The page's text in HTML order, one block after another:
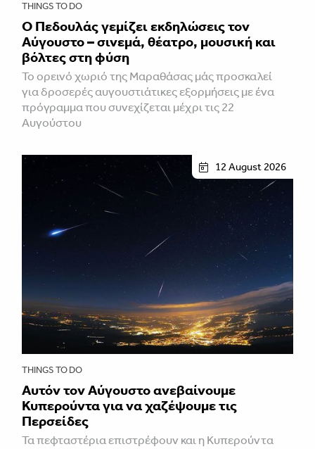
THINGS TO DO
Ο Πεδουλάς γεμίζει εκδηλώσεις τον
Αύγουστο – σινεμά, θέατρο, μουσική και
βόλτες στη φύση
Το ορεινό χωριό της Μαραθάσας μάς προσκαλεί
για δροσερές αυγουστιάτικες εξορμήσεις με ένα
πρόγραμμα που συνεχίζεται μέχρι τις 22
Αυγούστου
12 August 2026
THINGS TO DO
Αυτόν τον Αύγουστο ανεβαίνουμε
Κυπερούντα για να χαζέψουμε τις
Περσείδες
Τα πεφταστέρια επιστρέφουν και η Κυπερούντα